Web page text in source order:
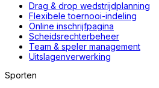
Drag & drop wedstrijdplanning
Flexibele toernooi-indeling
Online inschrijfpagina
Scheidsrechterbeheer
Team & speler management
Uitslagenverwerking
Sporten